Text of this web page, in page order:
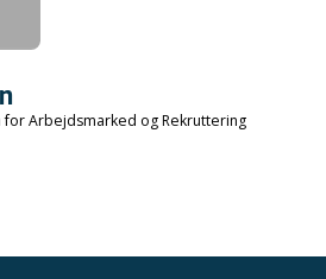
Arbejdsmarked og Rekruttering